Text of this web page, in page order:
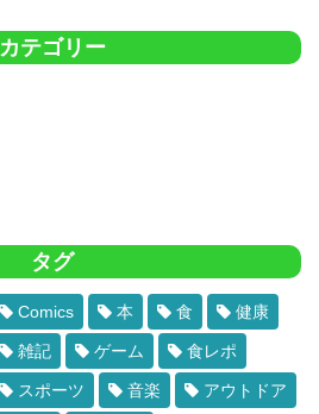
カテゴリー
タグ
Comics 本 食 健康
雑記 ゲーム 食レポ
スポーツ 音楽 アウトドア